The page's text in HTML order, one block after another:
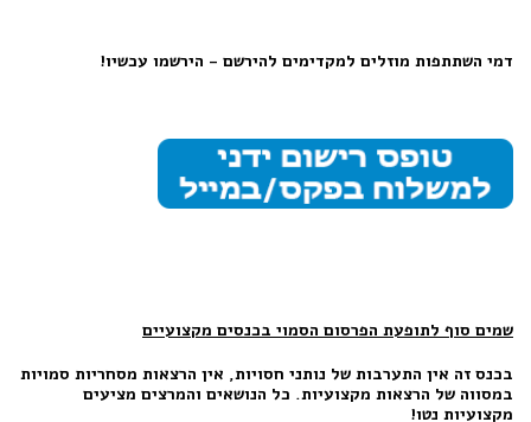
דמי השתתפות מוזלים למקדימים להירשם - הירשמו עכשיו!
שמים סוף לתופעת הפרסום הסמוי בכנסים מקצועיים
בכנס זה אין התערבות של נותני חסויות, אין הרצאות מסחריות סמויות
במסווה של הרצאות מקצועיות. כל הנושאים והמרצים מציעים
מקצועיות נטו!